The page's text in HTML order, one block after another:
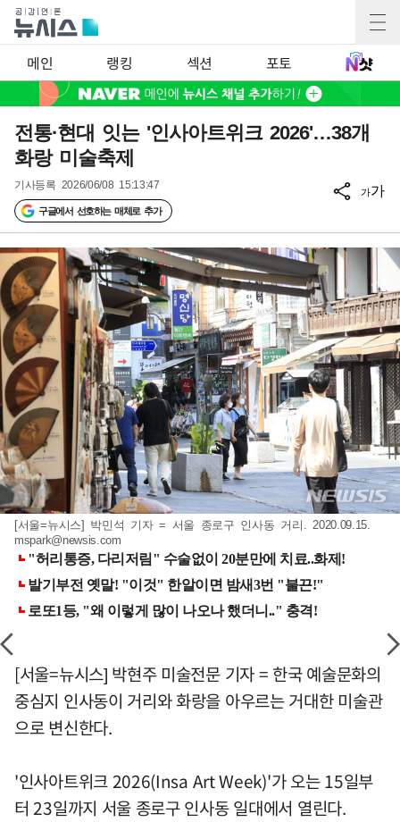
메인 랭킹 섹션 포토
전통·현대 잇는 '인사아트위크 2026'…38개
화랑 미술축제
기사등록 2026/06/08 15:13:47
구글에서 선호하는 매체로 추가
가가
[서울=뉴시스] 박민석 기자 = 서울 종로구 인사동 거리. 2020.09.15.
mspark@newsis.com
[서울=뉴시스] 박현주 미술전문 기자 = 한국 예술문화의
중심지 인사동이 거리와 화랑을 아우르는 거대한 미술관
으로 변신한다.
'인사아트위크 2026(Insa Art Week)'가 오는 15일부
터 23일까지 서울 종로구 인사동 일대에서 열린다.